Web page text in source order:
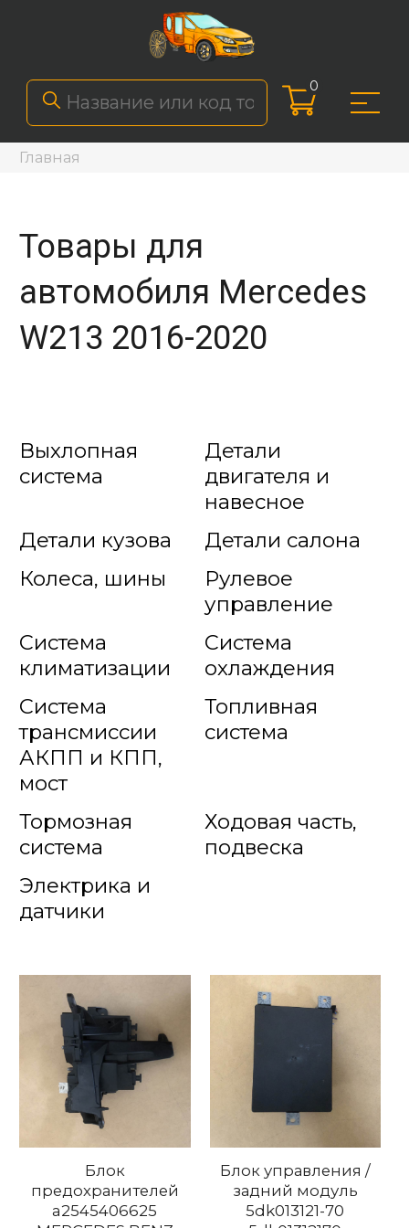
0
Главная
Товары для
автомобиля Mercedes
W213 2016-2020
Выхлопная
система
Детали
двигателя и
навесное
Детали кузова
Детали салона
Колеса, шины
Рулевое
управление
Система
климатизации
Система
охлаждения
Система
трансмиссии
АКПП и КПП,
мост
Топливная
система
Тормозная
система
Ходовая часть,
подвеска
Электрика и
датчики
Блок
предохранителей
a2545406625
Блок управления /
задний модуль
5dk013121-70